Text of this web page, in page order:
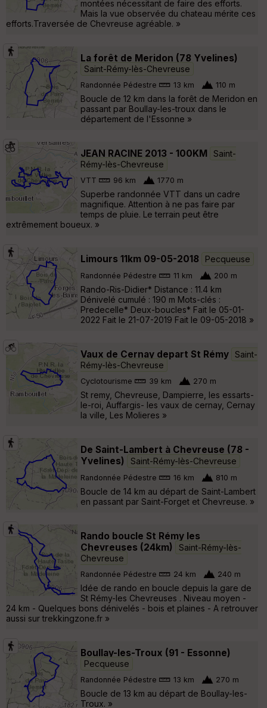
montées nécessitant de faire des efforts.
Mais la vue observée du chateau mérite ces
efforts.Traversée de Chevreuse agréable. »
La forêt de Meridon (78 Yvelines)
Saint-Rémy-lès-Chevreuse
Randonnée Pédestre 13 km 110 m
Boucle de 12 km dans la forêt de Meridon en
passant par Boullay-les-troux dans le
département de l'Essonne »
JEAN RACINE 2013 - 100KM
Saint-
Rémy-lès-Chevreuse
VTT 96 km 1770 m
Superbe randonnée VTT dans un cadre
magnifique. Attention à ne pas faire par
temps de pluie. Le terrain peut être
extrêmement boueux. »
Limours 11km 09-05-2018 Pecqueuse
Randonnée Pédestre 11 km 200 m
Rando-Ris-Didier* Distance : 11.4 km
Dénivelé cumulé : 190 m Mots-clés :
Predecelle* Deux-boucles* Fait le 05-01-
2022 Fait le 21-07-2019 Fait le 09-05-2018 »
Vaux de Cernay depart St Rémy Saint-
Rémy-lès-Chevreuse
Cyclotourisme 39 km 270 m
St remy, Chevreuse, Dampierre, les essarts-
le-roi, Auffargis- les vaux de cernay, Cernay
la ville, Les Molieres »
De Saint-Lambert à Chevreuse (78 -
Yvelines)
Saint-Rémy-lès-Chevreuse
Randonnée Pédestre 16 km 810 m
Boucle de 14 km au départ de Saint-Lambert
en passant par Saint-Forget et Chevreuse. »
Rando boucle St Rémy les
Chevreuses (24km)
Saint-Rémy-lès-
Chevreuse
Randonnée Pédestre 24 km 240 m
Idée de rando en boucle depuis la gare de
St Rémy-les Chevreuses . Niveau moyen -
24 km - Quelques bons dénivelés - bois et plaines - A retrouver
aussi sur trekkingzone.fr »
Boullay-les-Troux (91 - Essonne)
Pecqueuse
Randonnée Pédestre 13 km 270 m
Boucle de 13 km au départ de Boullay-les-
Troux. »